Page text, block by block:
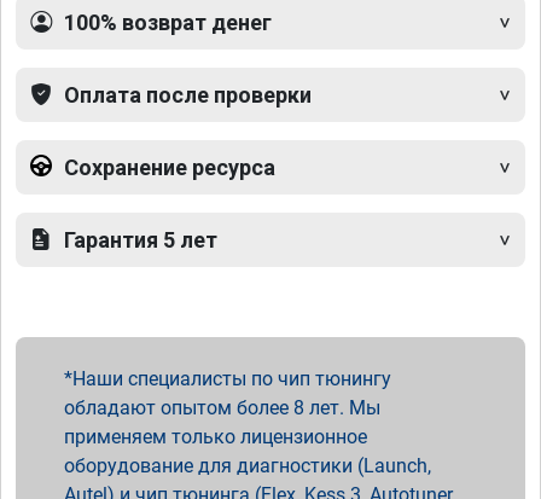
100% возврат денег
Оплата после проверки
Сохранение ресурса
Гарантия 5 лет
Наши специалисты по чип тюнингу
обладают опытом более 8 лет. Мы
применяем только лицензионное
оборудование для диагностики (Launch,